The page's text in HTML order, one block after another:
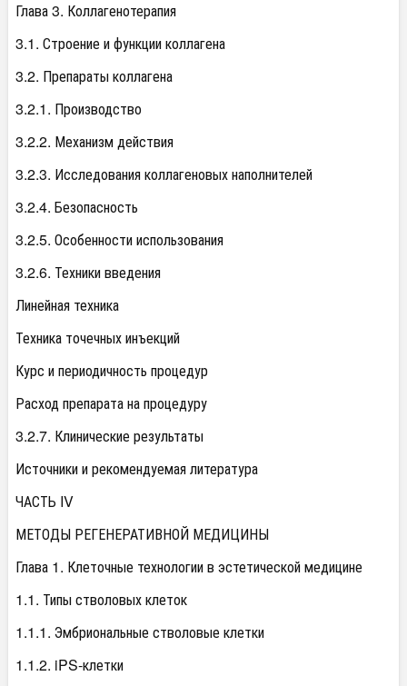
Глава 3. Коллагенотерапия
3.1. Строение и функции коллагена
3.2. Препараты коллагена
3.2.1. Производство
3.2.2. Механизм действия
3.2.3. Исследования коллагеновых наполнителей
3.2.4. Безопасность
3.2.5. Особенности использования
3.2.6. Техники введения
Линейная техника
Техника точечных инъекций
Курс и периодичность процедур
Расход препарата на процедуру
3.2.7. Клинические результаты
Источники и рекомендуемая литература
ЧАСТЬ IV
МЕТОДЫ РЕГЕНЕРАТИВНОЙ МЕДИЦИНЫ
Глава 1. Клеточные технологии в эстетической медицине
1.1. Типы стволовых клеток
1.1.1. Эмбриональные стволовые клетки
1.1.2. iPS-клетки